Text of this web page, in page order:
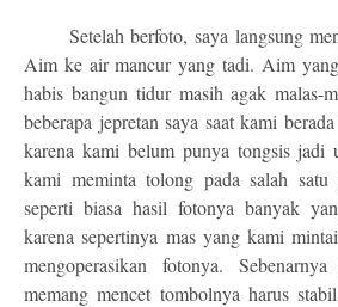
Setelah berfoto, saya langsung
Aim ke air mancur yang tadi. Aim
habis bangun tidur masih agak malas-
beberapa jepretan saya saat kami
karena kami belum punya tongsis jadi
kami meminta tolong pada salah satu
seperti biasa hasil fotonya banyak
karena sepertinya mas yang kami
mengoperasikan fotonya.
memang mencet tombolnya harus